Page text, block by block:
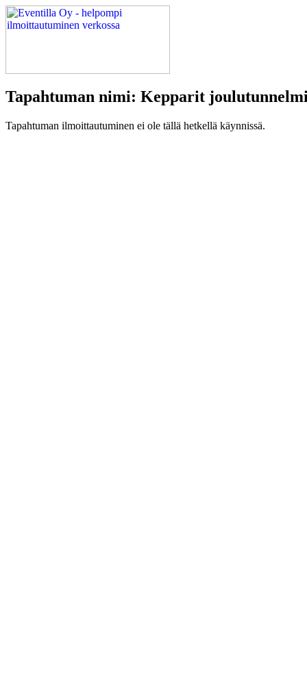
Tapahtuman nimi: Kepparit
Tapahtuman ilmoittautuminen ei ole tällä hetkellä käynnissä.